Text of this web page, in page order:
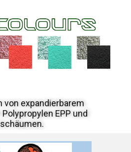
von expandierbarem
EPP und